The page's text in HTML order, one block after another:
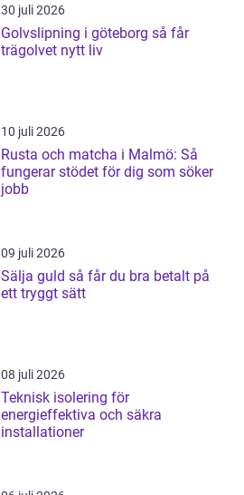
30 juli 2026
Golvslipning i göteborg så får
trägolvet nytt liv
10 juli 2026
Rusta och matcha i Malmö: Så
fungerar stödet för dig som söker
jobb
09 juli 2026
Sälja guld så får du bra betalt på
ett tryggt sätt
08 juli 2026
Teknisk isolering för
energieffektiva och säkra
installationer